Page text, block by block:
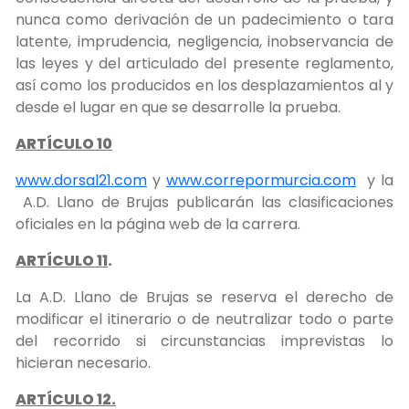
nunca como derivación de un padecimiento o tara
latente, imprudencia, negligencia, inobservancia de
las leyes y del articulado del presente reglamento,
así como los producidos en los desplazamientos al y
desde el lugar en que se desarrolle la prueba.
ARTÍCULO 10
www.dorsal21.com y www.correpormurcia.com y la
A.D. Llano de Brujas publicarán las clasificaciones
oficiales en la página web de la carrera.
ARTÍCULO 11.
La A.D. Llano de Brujas se reserva el derecho de
modificar el itinerario o de neutralizar todo o parte
del recorrido si circunstancias imprevistas lo
hicieran necesario.
ARTÍCULO 12.